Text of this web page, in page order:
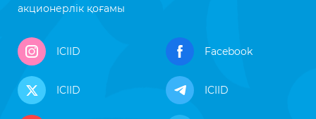
акционерлік қоғамы
ICIID Facebook
ICIID ICIID